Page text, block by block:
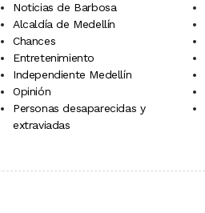
Noticias de Barbosa
Alcaldía de Medellín
Chances
Entretenimiento
Independiente Medellín
Opinión
Personas desaparecidas y
extraviadas